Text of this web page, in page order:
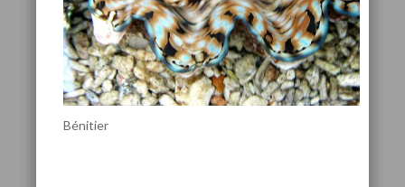
Canthigaster valentini
Détails
Bénitier